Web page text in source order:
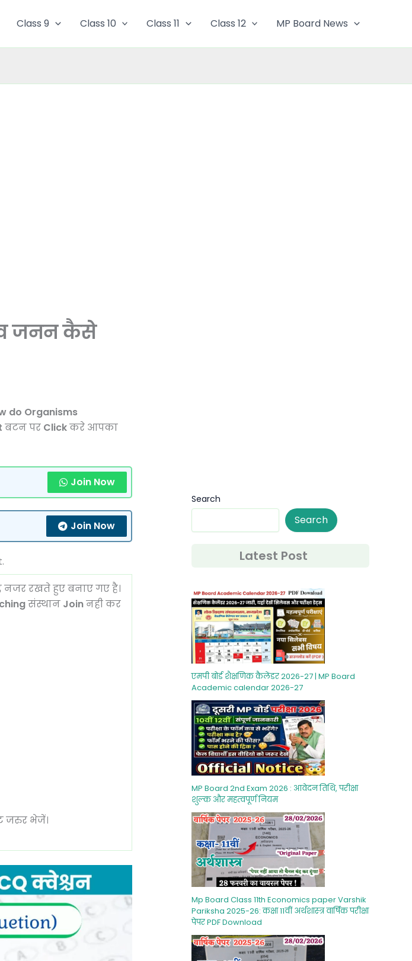
Class 9 Class 10 Class 11 Class 12 MP Board News
जनन कैसे
do Organisms
बटन पर Clickकरे आपका
Join Now
Join Now
नजर रखते हुए बनाए गए है।
संस्थान Joinनही कर
जरुर भेजें।
Search
Search
Latest Post
एमपी बोर्ड शैक्षणिक कैलेंडर 2026-27 | MP Board
Academic calendar 2026-27
MP Board 2nd Exam 2026 : आवेदन तिथि, परीक्षा
शुल्‍क और महत्‍वपूर्ण नियम
Mp Board Class 11th Economics paper Varshik
Pariksha 2025-26: कक्षा 11वीं अर्थशास्‍त्र वार्षिक परीक्षा
पेपर PDF Download